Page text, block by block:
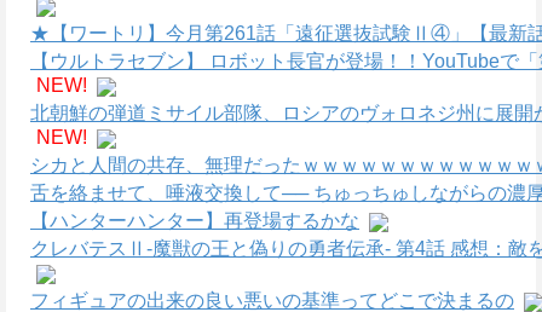
★【ワートリ】今月第261話「遠征選抜試験Ⅱ④」【最新
【ウルトラセブン】 ロボット長官が登場！！YouTubeで
NEW!
北朝鮮の弾道ミサイル部隊、ロシアのヴォロネジ州に展
NEW!
シカと人間の共存、無理だったｗｗｗｗｗｗｗｗｗｗｗｗ
舌を絡ませて、唾液交換して── ちゅっちゅしながらの濃
【ハンターハンター】再登場するかな
クレバテスⅡ-魔獣の王と偽りの勇者伝承- 第4話 感想：敵
フィギュアの出来の良い悪いの基準ってどこで決まるの